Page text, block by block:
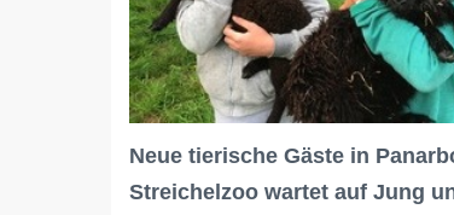
Neue tierische Gäste in
Streichelzoo wartet auf Jung